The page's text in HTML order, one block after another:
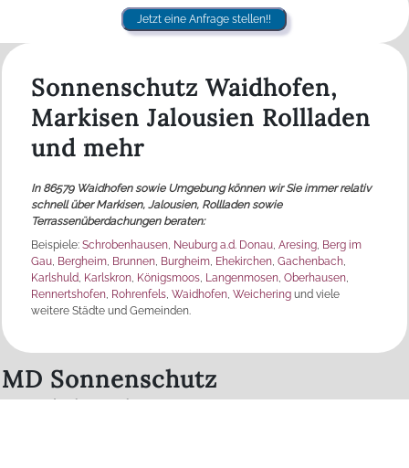
Jetzt eine Anfrage stellen!!
Sonnenschutz Waidhofen,
Markisen Jalousien Rollladen
und mehr
In 86579 Waidhofen sowie Umgebung können wir Sie immer relativ
schnell über Markisen, Jalousien, Rollladen sowie
Terrassenüberdachungen beraten:
Beispiele:Schrobenhausen, Neuburg a.d. Donau,Aresing, Berg im
Gau, Bergheim, Brunnen, Burgheim, Ehekirchen,Gachenbach,
Karlshuld, Karlskron, Königsmoos, Langenmosen,Oberhausen,
Rennertshofen, Rohrenfels,Waidhofen,Weichering und viele
weitere Städte und Gemeinden.
MD Sonnenschutz
Produktpalette